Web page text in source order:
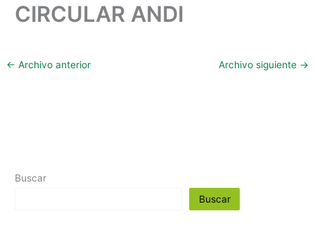
CIRCULAR ANDI
← Archivo anterior Archivo siguiente →
Buscar
Buscar